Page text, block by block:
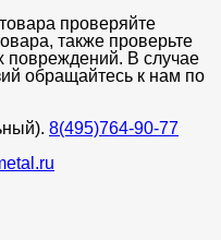
проверяйте
также проверьте
повреждений. В случае
обращайтесь к нам по
8(495)764-90-77